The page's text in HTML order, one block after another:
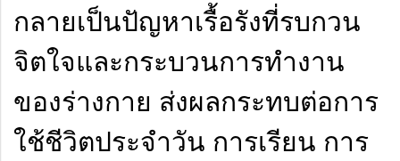
กลายเป็นปัญหาเรื้อรังที่รบกวน
จิตใจและกระบวนการทำงาน
ของร่างกาย ส่งผลกระทบต่อการ
ใช้ชีวิตประจำวัน การเรียน การ